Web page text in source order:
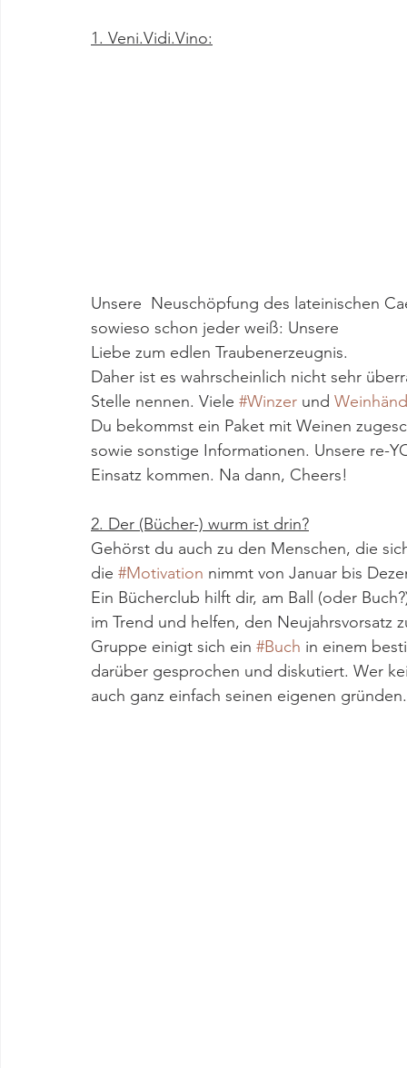
1. Veni.Vidi.Vino:
Unsere  Neuschöpfung des lateinischen
sowieso schon jeder weiß: Unsere
Liebe zum edlen Traubenerzeugnis.
Daher ist es wahrscheinlich nicht sehr
Stelle nennen. Viele #Winzer und
Du bekommst ein Paket mit Weinen
sowie sonstige Informationen. Unsere re-
Einsatz kommen. Na dann, Cheers!
2. Der (Bücher-) wurm ist drin?
Gehörst du auch zu den Menschen, die
die #Motivation nimmt von Januar bis
Ein Bücherclub hilft dir, am Ball (oder
im Trend und helfen, den Neujahrsvorsatz
Gruppe einigt sich ein #Buch in einem
darüber gesprochen und diskutiert. Wer
auch ganz einfach seinen eigenen